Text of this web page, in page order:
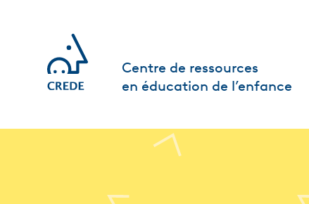
Centre de ressources
en éducation de l’enfance